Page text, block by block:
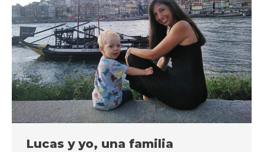
Lucas y yo, una familia